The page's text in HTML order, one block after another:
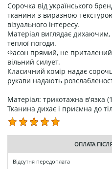
Сорочка від українського
тканини з виразною
візуального інтересу.
Матеріал виглядає
теплої погоди.
Фасон прямий, не
вільний силует.
Класичний комір надає
рукави надають
Матеріал: трикотажна в'язка
Тканина дихає і приємна до
ОПЛАТА
Відсутня передоплата